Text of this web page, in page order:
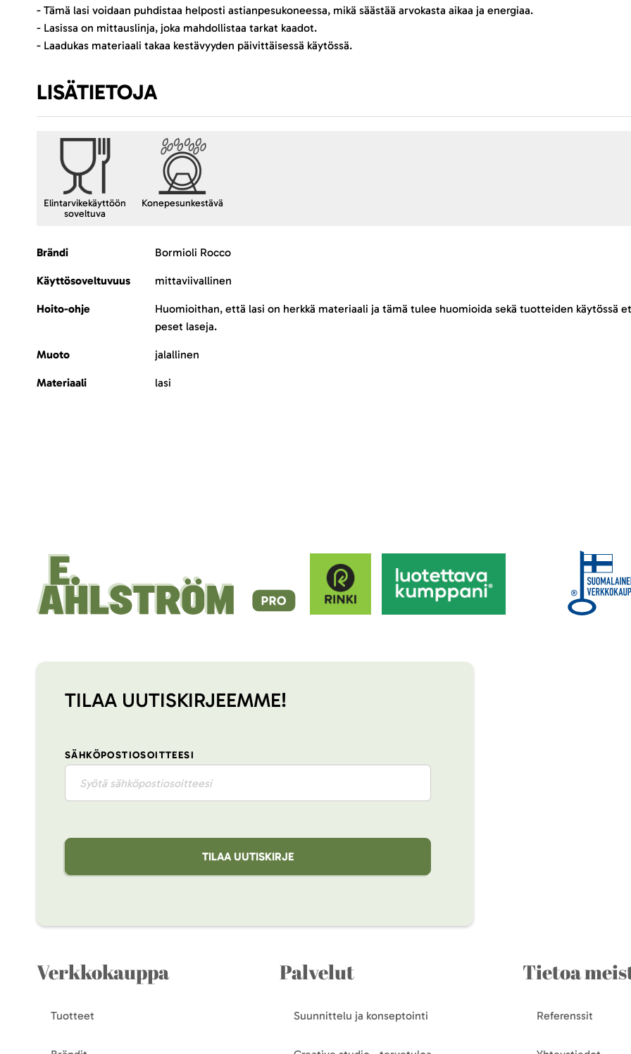
- Tämä lasi voidaan puhdistaa helposti astianpesukoneessa, mikä säästää arvokasta aikaa ja energiaa.
- Lasissa on mittauslinja, joka mahdollistaa tarkat kaadot.
- Laadukas materiaali takaa kestävyyden päivittäisessä käytössä.
LISÄTIETOJA
Elintarvikekäyttöön
soveltuva
Konepesunkestävä
Lisätietoja
Brändi Bormioli Rocco
Käyttösoveltuvuus mittaviivallinen
Hoito-ohje
Huomioithan, että lasi on herkkä materiaali ja tämä tulee huomioida sekä tuotteiden käytössä
peset laseja.
Muoto jalallinen
Materiaali lasi
TILAA UUTISKIRJEEMME!
SÄHKÖPOSTIOSOITTEESI
TILAA UUTISKIRJE
Verkkokauppa
Tuotteet
Palvelut
Suunnittelu ja konseptointi
Tietoa
Referenssit